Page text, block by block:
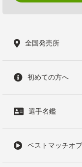
全国発売所
初めての方へ
選手名鑑
ベストマッチオ